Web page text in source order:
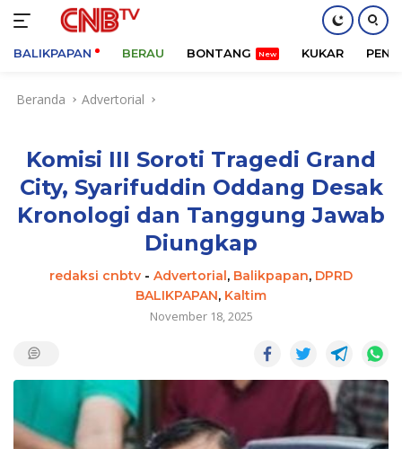
BALIKPAPAN BERAU BONTANG KUKAR
Beranda Advertorial
Komisi III Soroti Tragedi Grand
City, Syarifuddin Oddang Desak
Kronologi dan Tanggung Jawab
Diungkap
redaksi cnbtv - Advertorial, Balikpapan, DPRD
BALIKPAPAN, Kaltim
November 18, 2025